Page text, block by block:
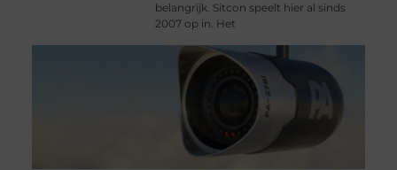
belangrijk. Sitcon speelt hier al sinds
2007 op in. Het